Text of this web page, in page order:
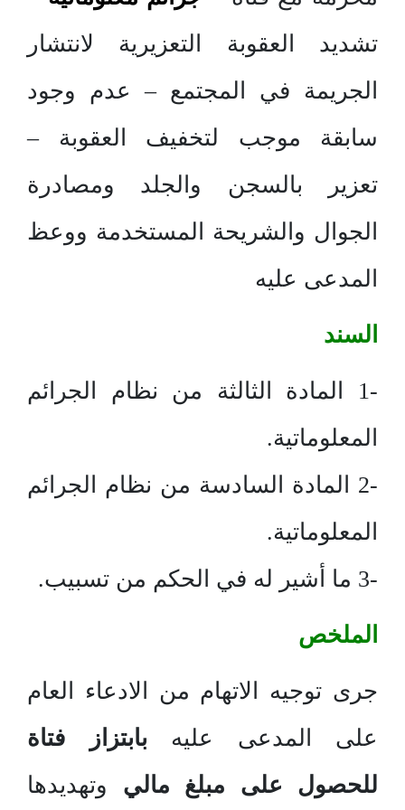
تشديد العقوبة التعزيرية لانتشار
الجريمة في المجتمع – عدم وجود
سابقة موجب لتخفيف العقوبة –
تعزير بالسجن والجلد ومصادرة
الجوال والشريحة المستخدمة ووعظ
المدعى عليه
السند
-1 المادة الثالثة من نظام الجرائم
المعلوماتية.
-2 المادة السادسة من نظام الجرائم
المعلوماتية.
-3 ما أشير له في الحكم من تسبيب.
الملخص
جرى توجيه الاتهام من الادعاء العام
على المدعى عليه بابتزاز فتاة
للحصول على مبلغ مالي وتهديدها